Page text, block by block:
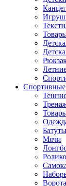
Батуты
Мячи